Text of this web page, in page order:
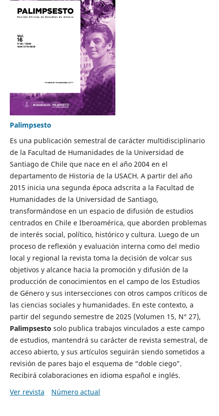
Palimpsesto
Es una publicación semestral de carácter multidisciplinario
de la Facultad de Humanidades de la Universidad de
Santiago de Chile que nace en el año 2004 en el
departamento de Historia de la USACH. A partir del año
2015 inicia una segunda época adscrita a la Facultad de
Humanidades de la Universidad de Santiago,
transformándose en un espacio de difusión de estudios
centrados en Chile e Iberoamérica, que aborden problemas
de interés social, político, histórico y cultura. Luego de un
proceso de reflexión y evaluación interna como del medio
local y regional la revista toma la decisión de volcar sus
objetivos y alcance hacia la promoción y difusión de la
producción de conocimientos en el campo de los Estudios
de Género y sus intersecciones con otros campos críticos de
las ciencias sociales y humanidades. En este contexto, a
partir del segundo semestre de 2025 (Volumen 15, N° 27),
Palimpsesto solo publica trabajos vinculados a este campo
de estudios, mantendrá su carácter de revista semestral, de
acceso abierto, y sus artículos seguirán siendo sometidos a
revisión de pares bajo el esquema de “doble ciego”.
Recibirá colaboraciones en idioma español e inglés.
Ver revista
Número actual